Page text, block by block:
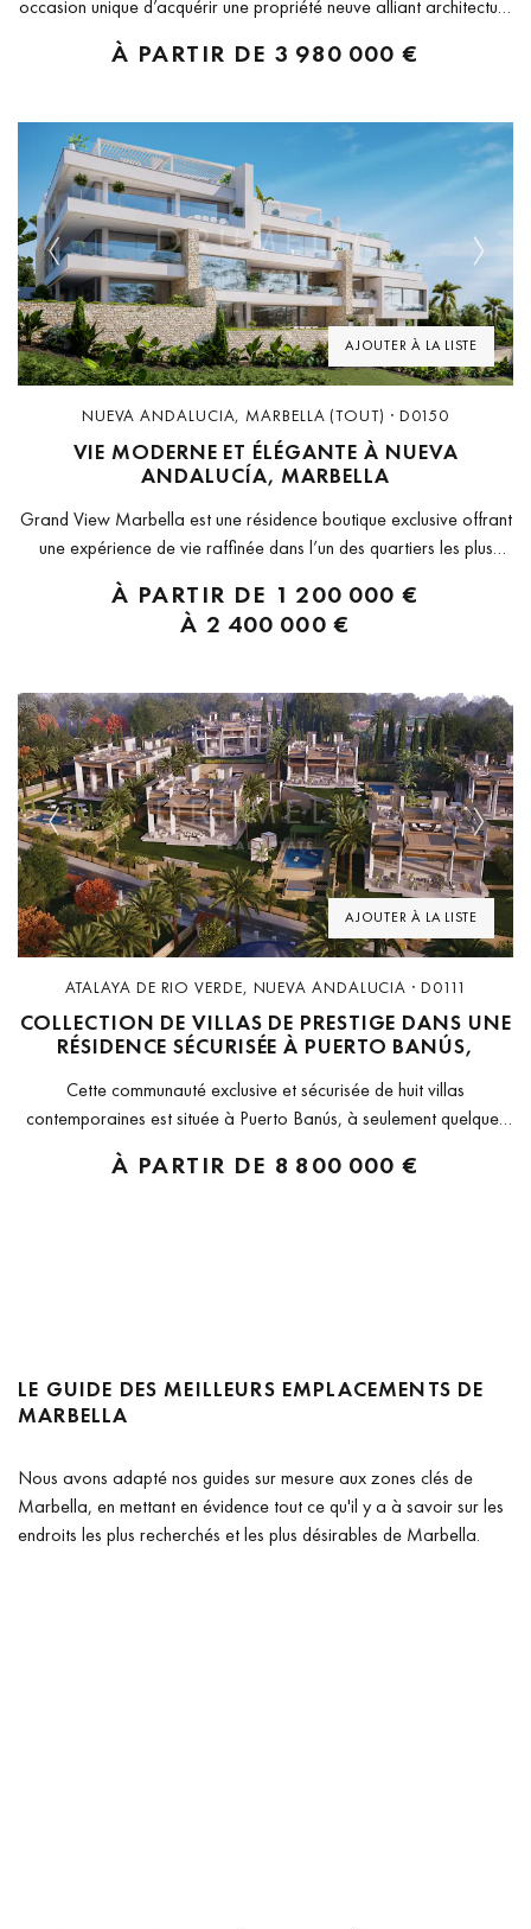
occasion unique d’acquérir une propriété neuve alliant architecture
contemporaine et élégance méditerranéenne. Conçue pour ceux
qui recherchent la qualité et le confort, elle est construite selon les
À PARTIR DE 3 980 000 €
AJOUTER À LA LISTE
Previous Next
NUEVA ANDALUCIA, MARBELLA (TOUT) · D0150
VIE MODERNE ET ÉLÉGANTE À NUEVA
ANDALUCÍA, MARBELLA
Grand View Marbella est une résidence boutique exclusive offrant
une expérience de vie raffinée dans l’un des quartiers les plus
prestigieux de Marbella. Composée de seulement sept
appartements spacieux de trois chambres, cette résidence fermée
garantit intimité, confort et design...
À PARTIR DE 1 200 000 €
À 2 400 000 €
AJOUTER À LA LISTE
Previous Next
ATALAYA DE RIO VERDE, NUEVA ANDALUCIA · D0111
COLLECTION DE VILLAS DE PRESTIGE DANS UNE
RÉSIDENCE SÉCURISÉE À PUERTO BANÚS,
Cette communauté exclusive et sécurisée de huit villas
contemporaines est située à Puerto Banús, à seulement quelques
minutes à pied de la célèbre marina avec ses boutiques de luxe,
restaurants et cafés. Cet emplacement privilégié offre à la fois
À PARTIR DE 8 800 000 €
LE GUIDE DES MEILLEURS EMPLACEMENTS DE
MARBELLA
Nous avons adapté nos guides sur mesure aux zones clés de
Marbella, en mettant en évidence tout ce qu'il y a à savoir sur les
endroits les plus recherchés et les plus désirables de Marbella.